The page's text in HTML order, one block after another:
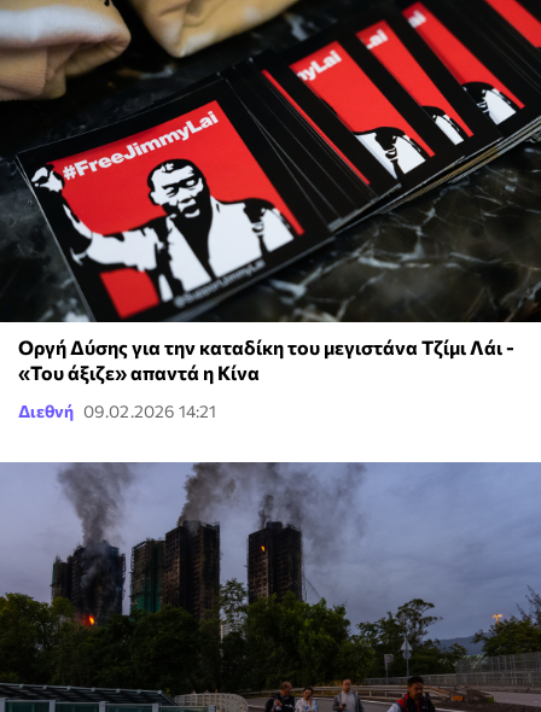
Οργή Δύσης για την καταδίκη του μεγιστάνα Τζίμι Λάι -
«Του άξιζε» απαντά η Κίνα
Διεθνή 09.02.2026 14:21